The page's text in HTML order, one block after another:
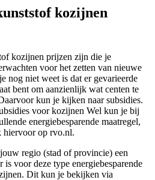
kozijnen
kozijnen prijzen zijn die je
voor het zetten van nieuwe
nog niet weet is dat er gevarieerde
bent om aanzienlijk wat centen te
kun je kijken naar subsidies.
voor kozijnen Wel kun je bij
energiebesparende maatregel,
hiervoor op rvo.nl.
regio (stad of provincie) een
is voor deze type energiebesparende
Dit kun je bekijken via